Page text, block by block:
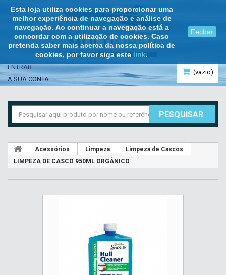
Esta loja utiliza cookies para proporcionar uma
melhor experiência de navegação e análise de
navegação. Ao continuar a navegação está a
concordar com a utilização de cookies. Caso
pretenda saber mais acerca da nossa política de
cookies, por favor siga este link.
Fechar
(vazio)
ENTRAR
A SUA CONTA
PESQUISAR
Acessórios Limpeza
Limpeza de Cascos
LIMPEZA DE CASCO 950ML ORGÂNICO